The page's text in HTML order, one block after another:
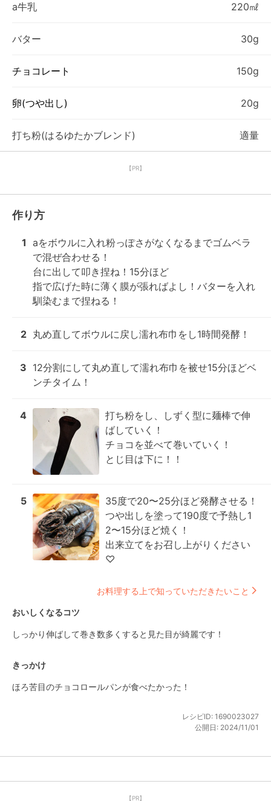
a牛乳 220㎖
バター 30g
チョコレート 150g
卵(つや出し) 20g
打ち粉(はるゆたかブレンド) 適量
【PR】
作り方
1 aをボウルに入れ粉っぽさがなくなるまでゴムベラ
で混ぜ合わせる！
台に出して叩き捏ね！15分ほど
指で広げた時に薄く膜が張ればよし！バターを入れ
馴染むまで捏ねる！
2 丸め直してボウルに戻し濡れ布巾をし1時間発酵！
3 12分割にして丸め直して濡れ布巾を被せ15分ほどベ
ンチタイム！
4
打ち粉をし、しずく型に麺棒で伸
ばしていく！
チョコを並べて巻いていく！
とじ目は下に！！
5
35度で20〜25分ほど発酵させる！
つや出しを塗って190度で予熱し1
2〜15分ほど焼く！
出来立てをお召し上がりください
♡
お料理する上で知っていただきたいこと
おいしくなるコツ
しっかり伸ばして巻き数多くすると見た目が綺麗です！
きっかけ
ほろ苦目のチョコロールパンが食べたかった！
レシピID: 1690023027
公開日: 2024/11/01
【PR】